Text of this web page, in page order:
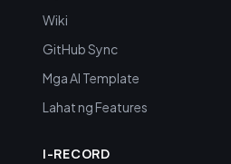
Wiki
GitHub Sync
Mga AI Template
Lahat ng Features
I-RECORD